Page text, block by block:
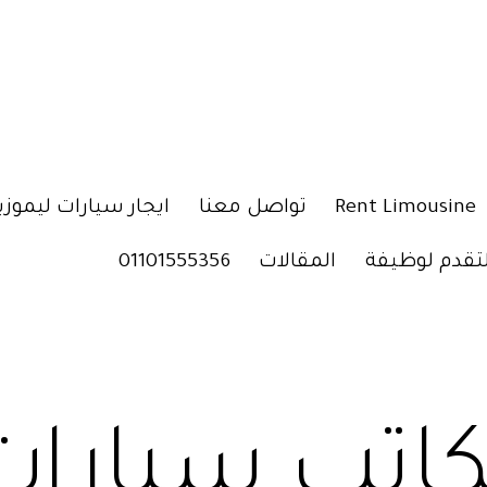
Rent Limousine تواصل معنا ايجار سيارات
لوظيفة المقالات 01101555356